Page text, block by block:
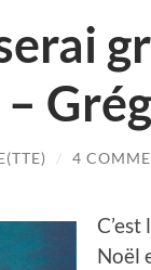
–
/ 4
Noël